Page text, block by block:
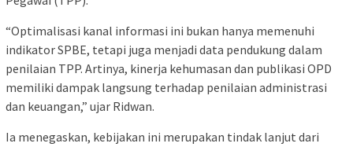
“Optimalisasi kanal informasi ini bukan hanya memenuhi
indikator SPBE, tetapi juga menjadi data pendukung dalam
penilaian TPP. Artinya, kinerja kehumasan dan publikasi OPD
memiliki dampak langsung terhadap penilaian administrasi
dan keuangan,” ujar Ridwan.
Ia menegaskan, kebijakan ini merupakan tindak lanjut dari